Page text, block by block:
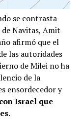
se contrasta
Navitas, Amit
afirmó que el
las autoridades
de Milei no ha
de la
ensordecedor y
Israel que
.